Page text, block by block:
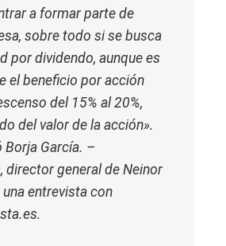
a formar parte de
sobre todo si se busca
por dividendo, aunque es
el beneficio por acción
del 15% al ​​20%,
del valor de la acción».
Borja García. –
director general de Neinor
una entrevista con